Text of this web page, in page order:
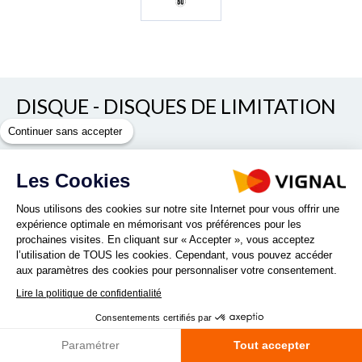
DISQUE - DISQUES DE LIMITATION
DE VITESSE
REF. 25PLA/ 60PLA/ 65PLA /70PLA/ 80PLA/ 90PLA/
Vous recherchez un disque de limitation de vitesse adhésif
pour votre véhicule? Optez pour les disques de limitation de
vitesse adhesif PLA de SARR ! Disques de 200mm de diamètre
disponible en 25, 60, 65, 70, 80, 90, 100 et 110 km/h.
Continuer sans accepter
Les Cookies
Nous utilisons des cookies sur notre site Internet pour vous offrir une
expérience optimale en mémorisant vos préférences pour les
prochaines visites. En cliquant sur « Accepter », vous acceptez
l’utilisation de TOUS les cookies. Cependant, vous pouvez accéder
aux paramètres des cookies pour personnaliser votre consentement.
Lire la politique de confidentialité
Consentements certifiés par
Paramétrer Tout accepter